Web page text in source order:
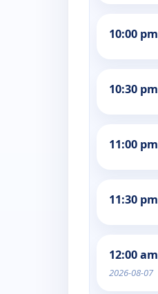
10:00 pm
10:30 pm
11:00 pm
11:30 pm
12:00 am
2026-08-07